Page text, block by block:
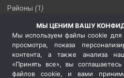
Районы (1)
(510)
Сельское хозяйство (3)
Социальная политика
(3)
Спецоперация в Украине
Спецоперация на Украине
(404)
МЫ ЦЕНИМ ВАШУ
Мы используем файлы cookie для
просмотра, показа
контента, а также анализа
«Принять все», вы
файлов cookie, и вами